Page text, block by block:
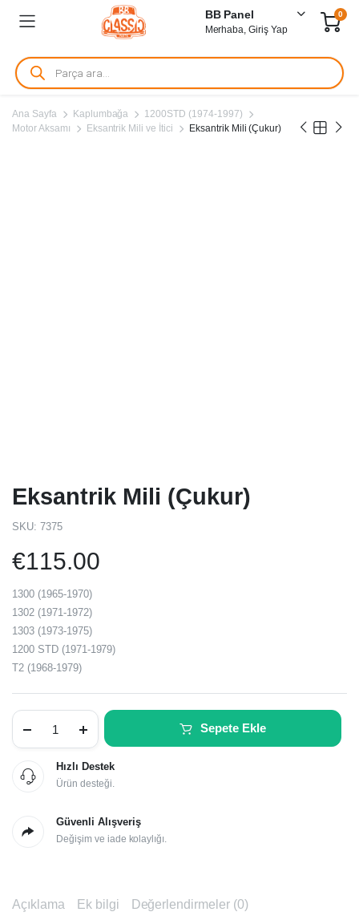
BB Panel
Merhaba, Giriş Yap
0
Products
search
Ana Sayfa Kaplumbağa
1200STD (1974-1997)
Motor Aksamı
Eksantrik Mili ve İtici Eksantrik Mili (Çukur)
Eksantrik Mili (Çukur)
SKU: 7375
€115.00
1300 (1965-1970)
1302 (1971-1972)
1303 (1973-1975)
1200 STD (1971-1979)
T2 (1968-1979)
Mili
quantity
Sepete Ekle
Hızlı Destek
Ürün desteği.
Güvenli Alışveriş
Değişim ve iade kolaylığı.
Açıklama Ek bilgi
Değerlendirmeler (0)